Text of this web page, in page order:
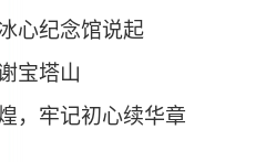
心纪念馆说起
宝塔山
，牢记初心续华章